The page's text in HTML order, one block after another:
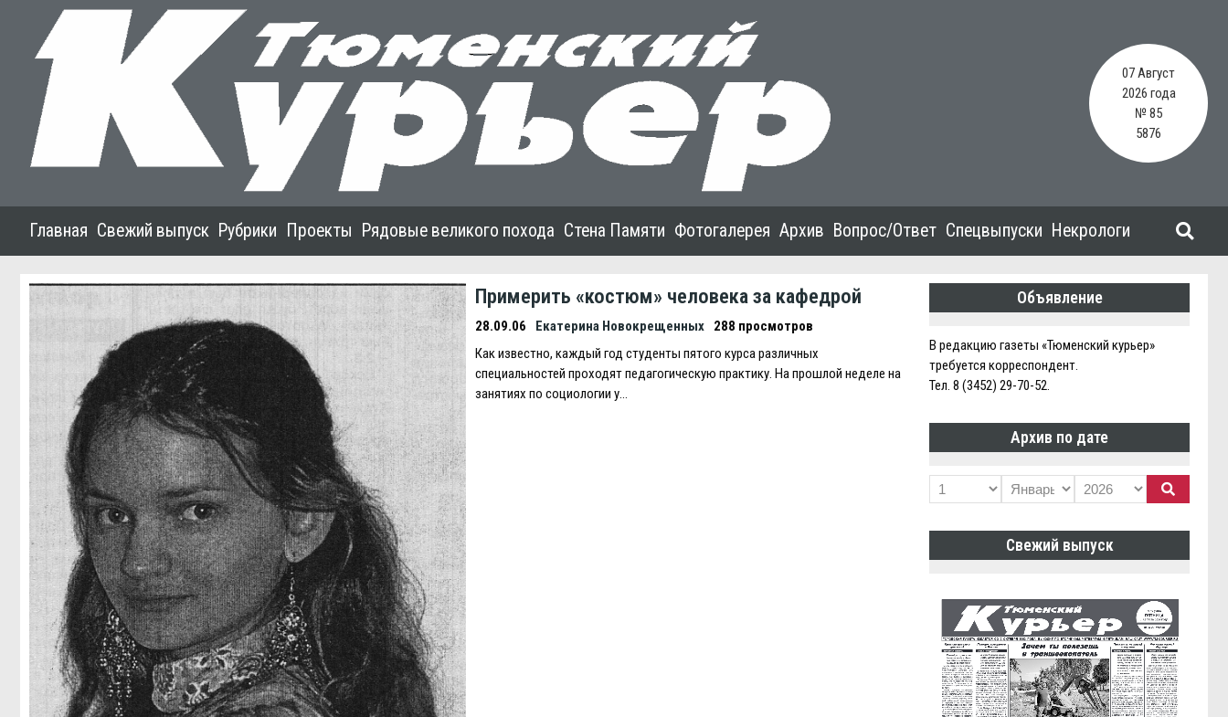
07 Август
2026 года
№ 85
5876
Главная Свежий выпуск Рубрики Проекты Рядовые великого похода Стена Памяти Фотогалерея Архив Вопрос/Ответ Спецвыпуски Некрологи
Примерить «костюм» человека за кафедрой
28.09.06 Екатерина Новокрещенных
288 просмотров
Как известно, каждый год студенты пятого курса различных
специальностей проходят педагогическую практику. На прошлой неделе на
занятиях по социологии у…
Объявление
В редакцию газеты «Тюменский курьер»
требуется корреспондент.
Тел. 8 (3452) 29-70-52.
Архив по дате
Свежий выпуск